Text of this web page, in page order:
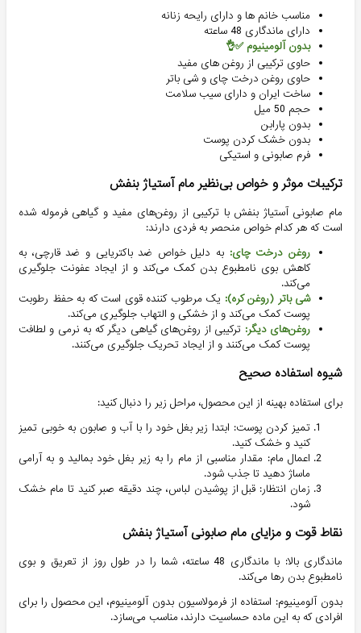
مناسب خانم ها و دارای رایحه زنانه
دارای ماندگاری 48 ساعته
بدون آلومینیوم ✅👌
حاوی ترکیبی از روغن های مفید
حاوی روغن درخت چای و شی باتر
ساخت ایران و دارای سیب سلامت
حجم 50 میل
بدون پارابن
بدون خشک کردن پوست
فرم صابونی و استیکی
ترکیبات موثر و خواص بی‌نظیر مام آستیاژ بنفش
مام صابونی آستیاژ بنفش با ترکیبی از روغن‌های مفید و گیاهی فرموله شده
است که هر کدام خواص منحصر به فردی دارند:
روغن درخت چای: به دلیل خواص ضد باکتریایی و ضد قارچی، به
کاهش بوی نامطبوع بدن کمک می‌کند و از ایجاد عفونت جلوگیری
می‌کند.
شی باتر (روغن کره): یک مرطوب کننده قوی است که به حفظ رطوبت
پوست کمک می‌کند و از خشکی و التهاب جلوگیری می‌کند.
روغن‌های دیگر: ترکیبی از روغن‌های گیاهی دیگر که به نرمی و لطافت
پوست کمک می‌کنند و از ایجاد تحریک جلوگیری می‌کنند.
شیوه استفاده صحیح
برای استفاده بهینه از این محصول، مراحل زیر را دنبال کنید:
تمیز کردن پوست: ابتدا زیر بغل خود را با آب و صابون به خوبی تمیز
کنید و خشک کنید.
اعمال مام: مقدار مناسبی از مام را به زیر بغل خود بمالید و به آرامی
ماساژ دهید تا جذب شود.
زمان انتظار: قبل از پوشیدن لباس، چند دقیقه صبر کنید تا مام خشک
شود.
نقاط قوت و مزایای مام صابونی آستیاژ بنفش
ماندگاری بالا: با ماندگاری 48 ساعته، شما را در طول روز از تعریق و بوی
نامطبوع بدن رها می‌کند.
بدون آلومینیوم: استفاده از فرمولاسیون بدون آلومینیوم، این محصول را برای
افرادی که به این ماده حساسیت دارند، مناسب می‌سازد.